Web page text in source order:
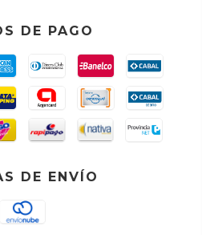
DE PAGO
DE ENVÍO